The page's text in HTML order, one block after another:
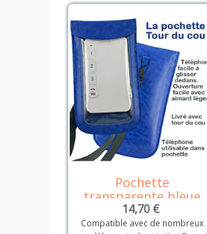
Détails
Pochette
transparente bleue
14,70 €
Compatible avec de nombreux